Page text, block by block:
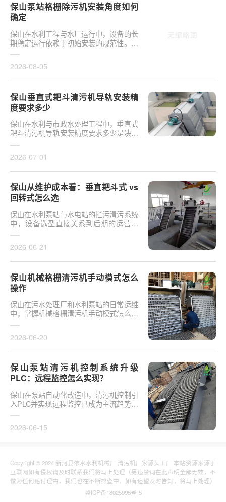
保山泵站格栅除污机安装角度如何
确定
保山在水利工程与水厂运行中，设备的长
期稳定运行依赖于初始安装的规范性。对
于泵站核心拦污设备而言，其倾斜度直接
2026-08-05
保山垂直式耙斗清污机导轨安装精
度要求多少
保山在水利与市政水处理工程中，垂直式
耙斗清污机导轨安装精度要求多少是决定
设备运行平稳性的核心**。导轨作为耙斗
2026-07-01
保山从维护成本看：垂直耙斗式 vs
回转式怎么选
保山在水利泵站与水电站的拦污清污系统
中，设备选型直接关系到后期的运营开
支。探讨从维护成本看：垂直耙斗式 vs
2026-06-21
保山机械格栅清污机手动模式怎么
操作
保山在污水处理厂和水利泵站的日常运维
中，掌握机械格栅清污机手动模式怎么操
作是保障设备稳定运行的基础环节。以某
2026-06-20
保山泵站清污机控制系统升级
PLC：远程监控怎么实现？
保山在泵站自动化改造中，清污机控制引
入PLC并实现远程监控已成为主流趋势。
传统清污机多采用继电器硬接线，无法实
2026-06-15
Copyright © 2024 新河县依水水利机械厂 清污机厂家源头工厂 本站资源来源于
互联网如有侵权请及时联系我们将马上处理（另违禁词在此声明全部无效，不
做为任何赔付理由，我们也在不断排查中，如有还望及时告知，将马上处理）
冀ICP备18025995号-5